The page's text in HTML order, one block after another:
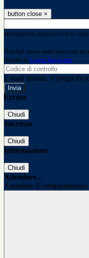
button close ×
all'indirizzo indicato con le
Non hai una e-mail associata al
tramite la Login Spaggiari
E-mail inviata, si prega di
Errore
Chiudi
Successo
Chiudi
Informazione
Chiudi
Attendere...
Attendere il